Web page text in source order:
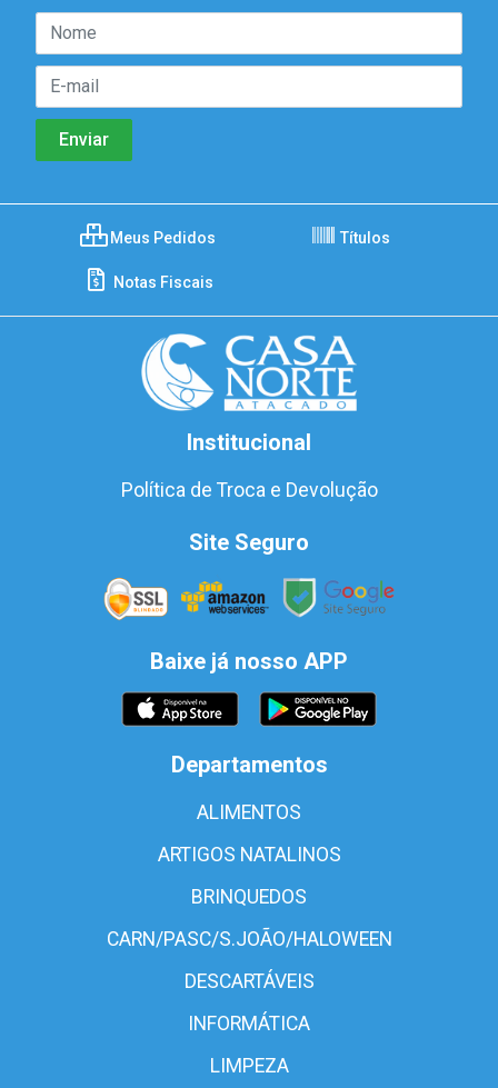
Meus Pedidos Títulos
Notas Fiscais
Institucional
Política de Troca e Devolução
Site Seguro
Baixe já nosso APP
Departamentos
ALIMENTOS
ARTIGOS NATALINOS
BRINQUEDOS
CARN/PASC/S.JOÃO/HALOWEEN
DESCARTÁVEIS
INFORMÁTICA
LIMPEZA